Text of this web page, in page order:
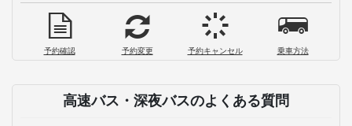
予約確認 予約変更 予約キャンセル 乗車方法
高速バス・深夜バスのよくある質問